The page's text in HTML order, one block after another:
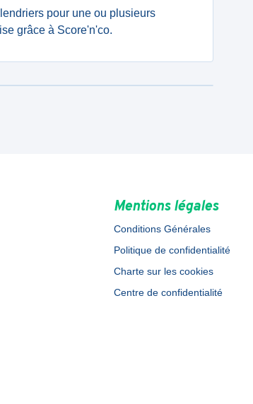
pour une ou plusieurs
grâce à Score'n'co.
Mentions légales
Conditions Générales
Politique de confidentialité
Charte sur les cookies
Centre de confidentialité